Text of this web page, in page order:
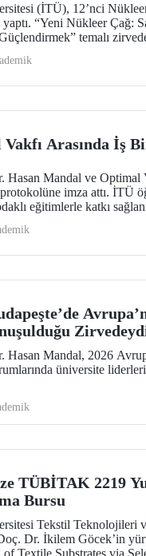
(İTÜ), 12’nci
“Yeni Nükleer Çağ:
temalı
Arasında İş
Mandal ve Optimal
imza attı. İTÜ
eğitimlerle katkı
Hasan Mandal, 2026
üniversite
TÜBİTAK 2219
Bursu
Tekstil Teknolojileri
Dr. İkilem Göcek’in
of Textile Substrates via